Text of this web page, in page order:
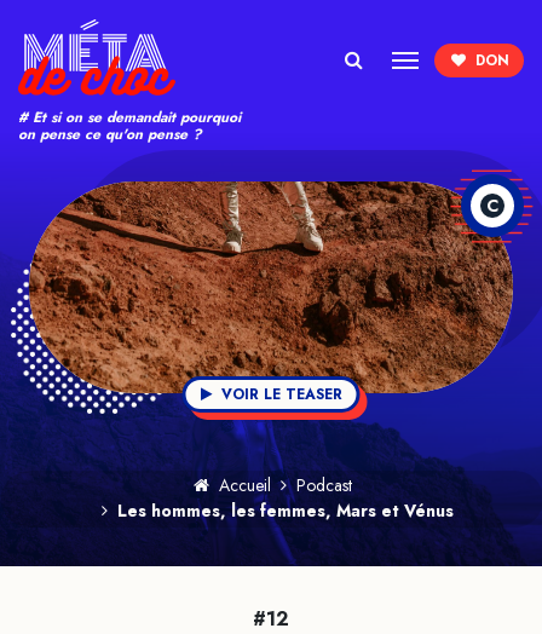
# Et si on se demandait pourquoi
on pense ce qu'on pense ?
VOIR LE TEASER
C
Accueil
Podcast
Les hommes, les femmes, Mars et Vénus
#12